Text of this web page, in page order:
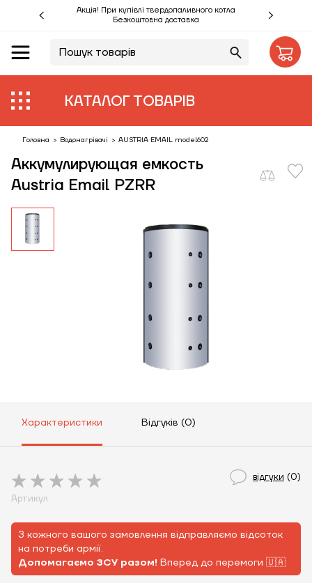
Акція! При купівлі твердопаливного котла
Безкоштовна доставка
КАТАЛОГ ТОВАРІВ
Акції %
Виробники
Об'єкти
Монтаж
Клієнтам
Статті
Головна > Водонагрівачі > AUSTRIA EMAIL model602
Аккумулирующая емкость
Austria Email PZRR
Характеристики Відгуків (0)
відгуки (0)
Артикул
З кожного вашого замовлення відправляємо відсоток
на потреби армії.
Допомагаємо ЗСУ разом! Вперед до перемоги 🇺🇦